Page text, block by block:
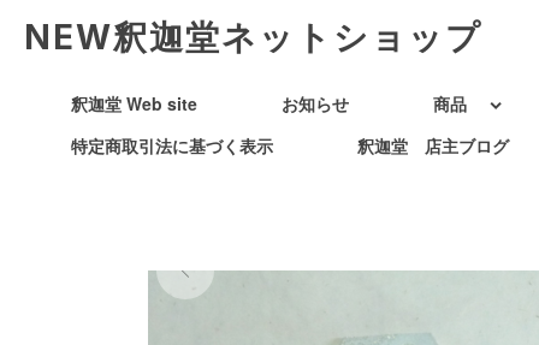
NEW釈迦堂ネットショップ
釈迦堂 Web site お知らせ
商品
特定商取引法に基づく表示
釈迦堂 店主ブログ